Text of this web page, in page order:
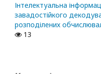
Інтелектуальна
завадостійкого
розподілених
13